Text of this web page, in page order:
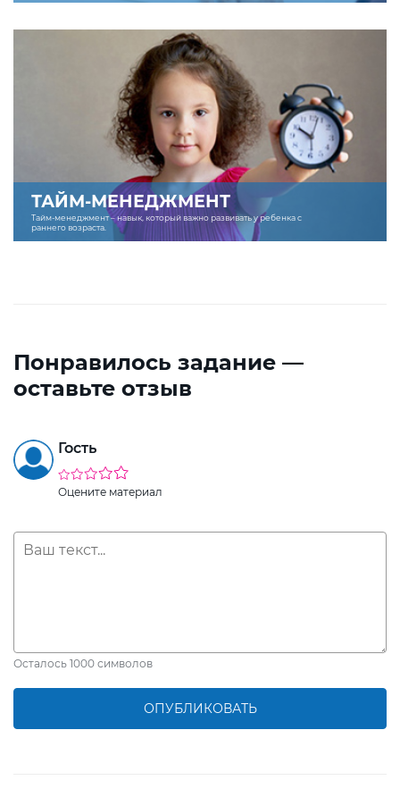
ТАЙМ-МЕНЕДЖМЕНТ
Тайм-менеджмент – навык, который важно развивать у ребенка с
раннего возраста.
Понравилось задание —
оставьте отзыв
Гость
Оцените материал
Осталось 1000 символов
ОПУБЛИКОВАТЬ